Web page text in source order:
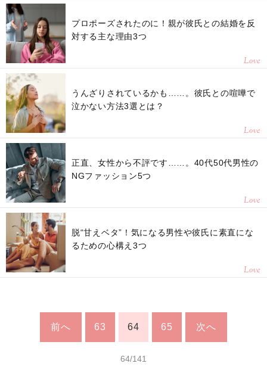
プロポーズされたのに！親が彼氏との結婚を反
対する主な理由3つ
Love
うんざりされているかも……。彼氏との喧嘩で
泣かない方法3選とは？
Love
正直、女性から不評です……。40代50代男性の
NGファッション5つ
Love
脱“甘えベタ”！気になる男性や彼氏に素直にな
るための心構え3つ
Love
前へ 63 64 65 次へ
64/141